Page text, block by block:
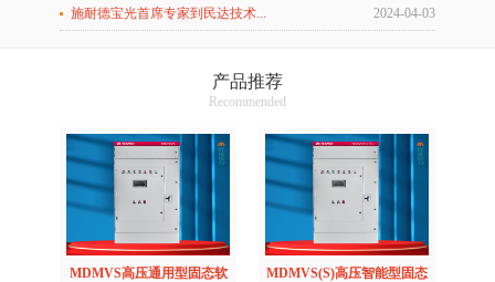
施耐德宝光首席专家到民达技术... 2024-04-03
产品推荐
Recommended
MDMVS高压通用型固态软 MDMVS(S)高压智能型固态